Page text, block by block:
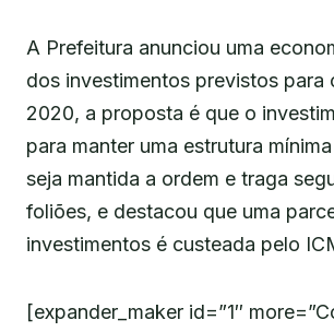
A Prefeitura anunciou uma
dos investimentos previstos para
2020, a proposta é que o
para manter uma estrutura
seja mantida a ordem e traga
foliões, e destacou que uma
investimentos é custeada pelo
[expander_maker id=”1″